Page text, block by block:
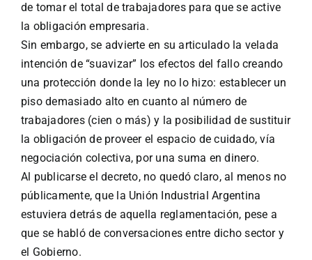
de tomar el total de trabajadores para que se active
la obligación empresaria.
Sin embargo, se advierte en su articulado la velada
intención de “suavizar” los efectos del fallo creando
una protección donde la ley no lo hizo: establecer un
piso demasiado alto en cuanto al número de
trabajadores (cien o más) y la posibilidad de sustituir
la obligación de proveer el espacio de cuidado, vía
negociación colectiva, por una suma en dinero.
Al publicarse el decreto, no quedó claro, al menos no
públicamente, que la Unión Industrial Argentina
estuviera detrás de aquella reglamentación, pese a
que se habló de conversaciones entre dicho sector y
el Gobierno.